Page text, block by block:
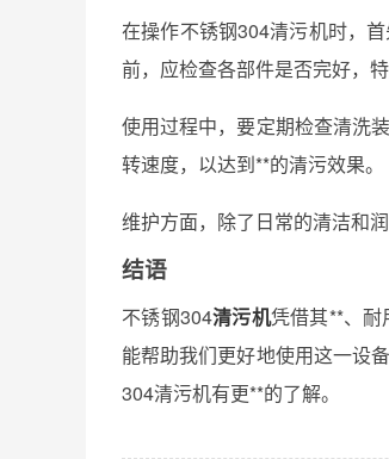
在操作不锈钢304清污机时，
前，应检查各部件是否完好，
使用过程中，要定期检查清洗
转速度，以达到**的清污效果。
维护方面，除了日常的清洁和
结语
不锈钢304清污机凭借其**、
能帮助我们更好地使用这一设
304清污机有更**的了解。